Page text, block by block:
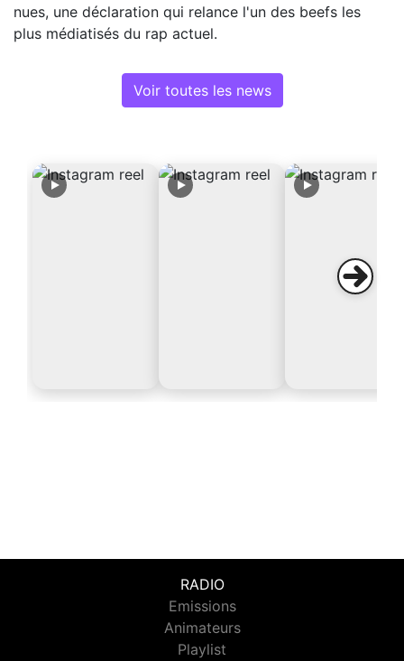
nues, une déclaration qui relance l'un des beefs les
plus médiatisés du rap actuel.
Voir toutes les news
RADIO
Emissions
Animateurs
Playlist